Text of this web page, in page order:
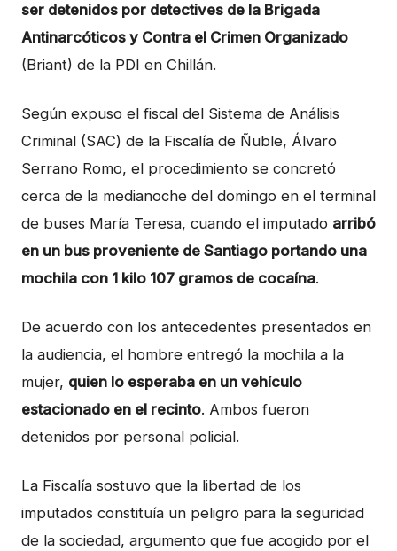
ser detenidos por detectives de la Brigada
Antinarcóticos y Contra el Crimen Organizado
(Briant) de la PDI en Chillán.
Según expuso el fiscal del Sistema de Análisis
Criminal (SAC) de la Fiscalía de Ñuble, Álvaro
Serrano Romo, el procedimiento se concretó
cerca de la medianoche del domingo en el terminal
de buses María Teresa, cuando el imputado arribó
en un bus proveniente de Santiago portando una
mochila con 1 kilo 107 gramos de cocaína.
De acuerdo con los antecedentes presentados en
la audiencia, el hombre entregó la mochila a la
mujer, quien lo esperaba en un vehículo
estacionado en el recinto. Ambos fueron
detenidos por personal policial.
La Fiscalía sostuvo que la libertad de los
imputados constituía un peligro para la seguridad
de la sociedad, argumento que fue acogido por el